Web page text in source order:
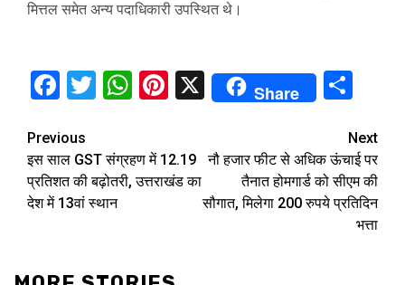
मित्तल समेत अन्य पदाधिकारी उपस्थित थे।
Facebook
Twitter
WhatsApp
Pinterest
X Share
Continue
Reading
Previous
इस साल GST संग्रहण में 12.19
प्रतिशत की बढ़ोतरी, उत्तराखंड का
देश में 13वां स्थान
Next
नौ हजार फीट से अधिक ऊंचाई पर
तैनात होमगार्ड को सीएम की
सौगात, मिलेगा 200 रुपये प्रतिदिन
भत्ता